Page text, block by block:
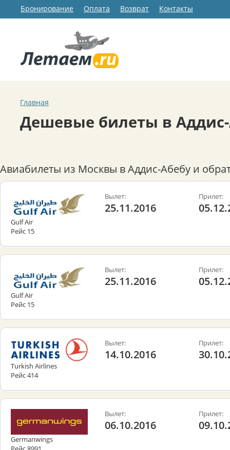
Бронирование Оплата Возврат Контакты
Главная
Дешевые билеты в
Авиабилеты из Москвы в Аддис-Абебу и
Gulf Air
Рейс 15
Вылет:
25.11.2016
Прилет:
Gulf Air
Рейс 15
Вылет:
25.11.2016
Прилет:
Turkish Airlines
Рейс 414
Вылет:
14.10.2016
Прилет:
Germanwings
Вылет:
06.10.2016
Прилет: